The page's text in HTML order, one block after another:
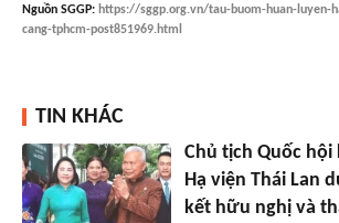
Nguồn SGGP: https://sggp.org.vn/tau-buom-huan-luyen-
cang-tphcm-post851969.html
TIN KHÁC
Chủ tịch Quốc hội
Hạ viện Thái Lan
kết hữu nghị và